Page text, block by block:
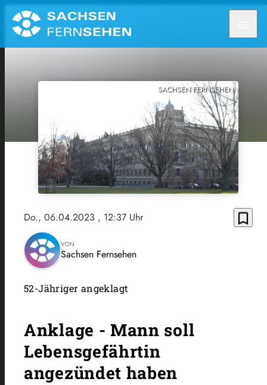
SACHSEN FERNSEHEN
Do., 06.04.2023 , 12:37 Uhr bookmark_border
VON
Sachsen Fernsehen
52-Jähriger angeklagt
Anklage - Mann soll
Lebensgefährtin
angezündet haben